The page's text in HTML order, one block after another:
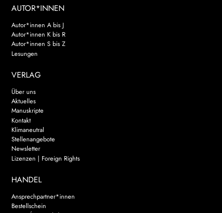
AUTOR*INNEN
Autor*innen A bis J
Autor*innen K bis R
Autor*innen S bis Z
Lesungen
VERLAG
Über uns
Aktuelles
Manuskripte
Kontakt
Klimaneutral
Stellenangebote
Newsletter
Lizenzen | Foreign Rights
HANDEL
Ansprechpartner*innen
Bestellschein